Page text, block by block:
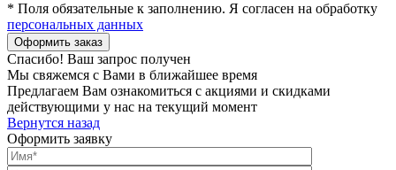
* Поля обязательные к заполнению. Я согласен на обработку
персональных данных
Спасибо! Ваш запрос получен
Мы свяжемся с Вами в ближайшее время
Предлагаем Вам ознакомиться с акциями и скидками
действующими у нас на текущий момент
Вернутся назад
Оформить заявку